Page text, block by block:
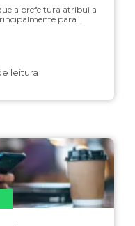
a prefeitura atribui a
para…
leitura